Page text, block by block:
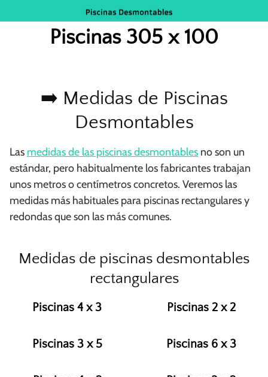
al
Piscinas 305 x 100
➡️ Medidas de Piscinas
Desmontables
Las medidas de las piscinas desmontables no son un
estándar, pero habitualmente los fabricantes trabajan
unos metros o centímetros concretos. Veremos las
medidas más habituales para piscinas rectangulares y
redondas que son las más comunes.
Medidas de piscinas desmontables
rectangulares
Piscinas 4 x 3 Piscinas 2 x 2
Piscinas 3 x 5 Piscinas 6 x 3